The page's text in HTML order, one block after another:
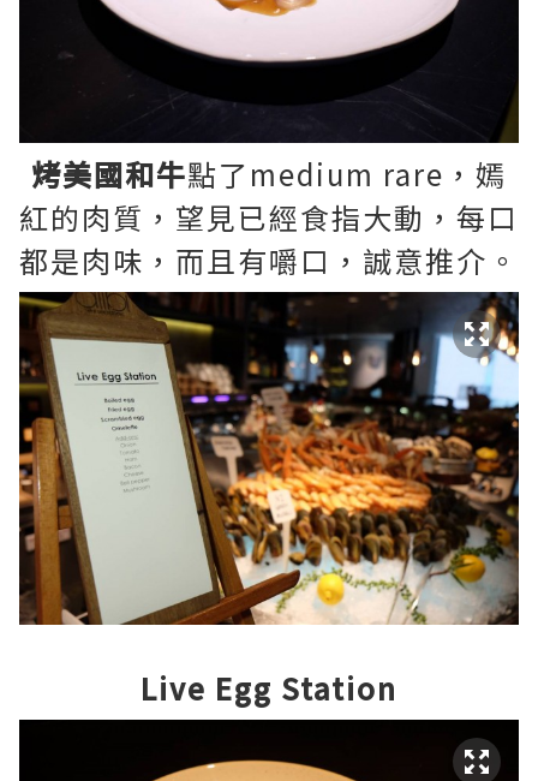
烤美國和牛點了medium rare，嫣
紅的肉質，望見已經食指大動，每口
都是肉味，而且有嚼口，誠意推介。
Live Egg Station